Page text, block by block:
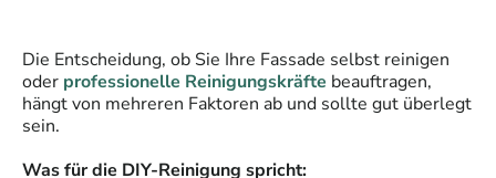
Die Entscheidung, ob Sie Ihre Fassade selbst reinigen
oder professionelle Reinigungskräfte beauftragen,
hängt von mehreren Faktoren ab und sollte gut überlegt
sein.
Was für die DIY-Reinigung spricht: